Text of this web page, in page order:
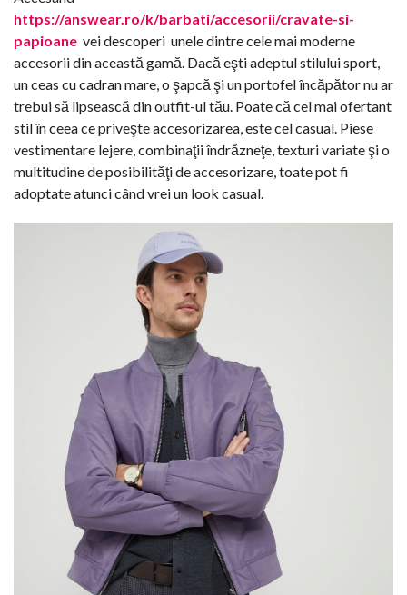
https://answear.ro/k/barbati/accesorii/cravate-si-
papioane vei descoperi unele dintre cele mai moderne
accesorii din această gamă. Dacă eşti adeptul stilului sport,
un ceas cu cadran mare, o şapcă şi un portofel încăpător nu ar
trebui să lipsească din outfit-ul tău. Poate că cel mai ofertant
stil în ceea ce priveşte accesorizarea, este cel casual. Piese
vestimentare lejere, combinaţii îndrăzneţe, texturi variate şi o
multitudine de posibilităţi de accesorizare, toate pot fi
adoptate atunci când vrei un look casual.